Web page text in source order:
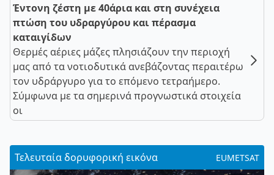
Έντονη ζέστη με 40άρια και στη συνέχεια
πτώση του υδραργύρου και πέρασμα
καταιγίδων
Θερμές αέριες μάζες πλησιάζουν την περιοχή
μας από τα νοτιοδυτικά ανεβάζοντας περαιτέρω
τον υδράργυρο για το επόμενο τετραήμερο.
Σύμφωνα με τα σημερινά προγνωστικά στοιχεία
οι
Τελευταία δορυφορική εικόνα EUMETSAT